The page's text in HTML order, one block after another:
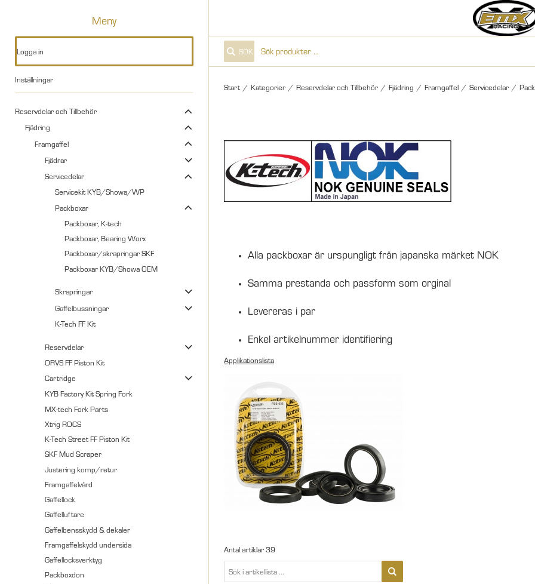
Meny
Logga in
Inställningar
Reservdelar och Tillbehör
Fjädring
Framgaffel
Fjädrar
Servicedelar
Servicekit KYB/Showa/WP
Packboxar
Packboxar, K-tech
Packboxar, Bearing Worx
Packboxar/skrapringar SKF
Packboxar KYB/Showa OEM
Skrapringar
Gaffelbussningar
K-Tech FF Kit
Reservdelar
ORVS FF Piston Kit
Cartridge
KYB Factory Kit Spring Fork
MX-tech Fork Parts
Xtrig ROCS
K-Tech Street FF Piston Kit
SKF Mud Scraper
Justering komp/retur
Framgaffelvård
Gaffellock
Gaffelluftare
Gaffelbensskydd & dekaler
Framgaffelskydd undersida
Gaffellocksverktyg
Packboxdon
SÖK
Start / Kategorier / Reservdelar och Tillbehör / Fjädring / Framgaffel / Servicedelar /
Alla packboxar är urspungligt från japanska märket NOK
Samma prestanda och passform som orginal
Levereras i par
Enkel artikelnummer identifiering
Applikationslista
Antal artiklar39